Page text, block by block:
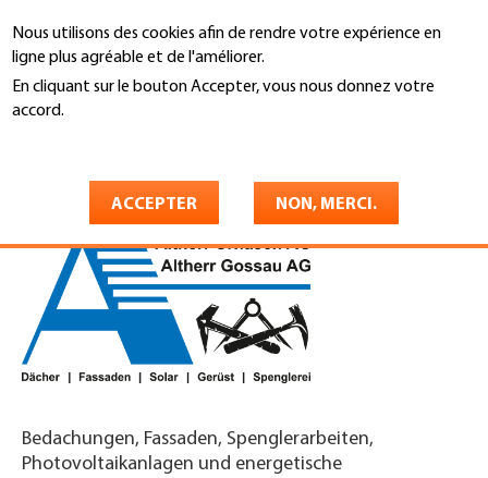
Nous utilisons des cookies afin de rendre votre expérience en
ligne plus agréable et de l'améliorer.
En cliquant sur le bouton Accepter, vous nous donnez votre
accord.
ACCEPTER NON, MERCI.
au
contenu
principal
Recherche
You
Bedachungen, Fassaden, Spenglerarbeiten,
Photovoltaikanlagen und energetische